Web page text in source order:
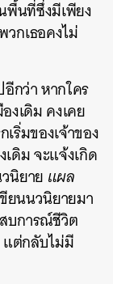
พื้นที่ซึ่งมีเพียง
กเธอคงไม่
กว่า หากใคร
งเดิม คงเคย
ริ่มของเจ้าของ
ดิม จะแจ้งเกิด
นิยาย แผล
ยนนวนิยายมา
สบการณ์ชีวิต
แต่กลับไม่มี